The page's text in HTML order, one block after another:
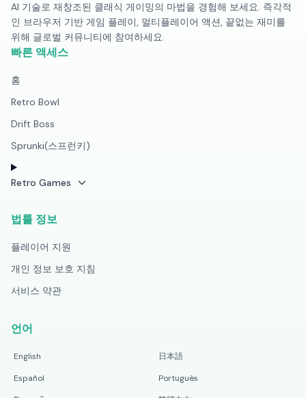
AI 기술로 재창조된 클래식 게이밍의 마법을 경험해 보세요. 즉각적
인 브라우저 기반 게임 플레이, 멀티플레이어 액션, 끝없는 재미를
위해 글로벌 커뮤니티에 참여하세요.
빠른 액세스
홈
Retro Bowl
Drift Boss
Sprunki(스프런키)
Retro Games
법률 정보
플레이어 지원
개인 정보 보호 지침
서비스 약관
언어
English
日本語
Español
Português